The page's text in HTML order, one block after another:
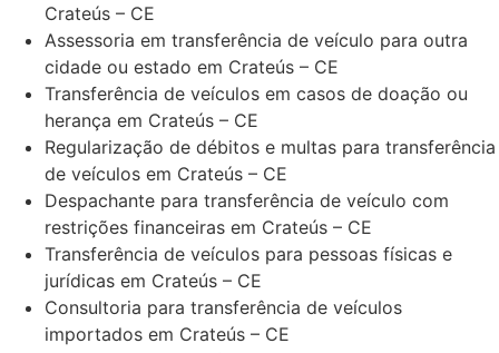
Crateús – CE
Assessoria em transferência de veículo para outra
cidade ou estado em Crateús – CE
Transferência de veículos em casos de doação ou
herança em Crateús – CE
Regularização de débitos e multas para transferência
de veículos em Crateús – CE
Despachante para transferência de veículo com
restrições financeiras em Crateús – CE
Transferência de veículos para pessoas físicas e
jurídicas em Crateús – CE
Consultoria para transferência de veículos
importados em Crateús – CE